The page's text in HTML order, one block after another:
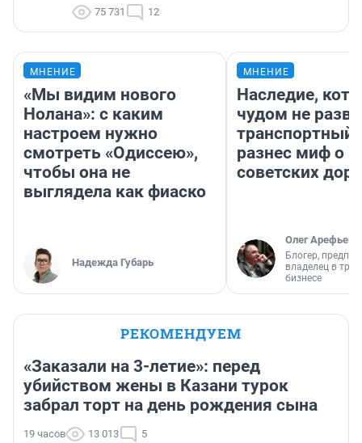
75 731 12
МНЕНИЕ
«Мы видим нового
Нолана»: с каким
настроем нужно
смотреть «Одиссею»,
чтобы она не
выглядела как фиаско
Надежда Губарь
МНЕНИЕ
Наследие,
чудом не
транспортный
разнес миф о
советских
Олег Арефьев
Блогер,
владелец в
бизнесе
РЕКОМЕНДУЕМ
«Заказали на 3-летие»: перед
убийством жены в Казани турок
забрал торт на день рождения сына
19 часов 13 013 5